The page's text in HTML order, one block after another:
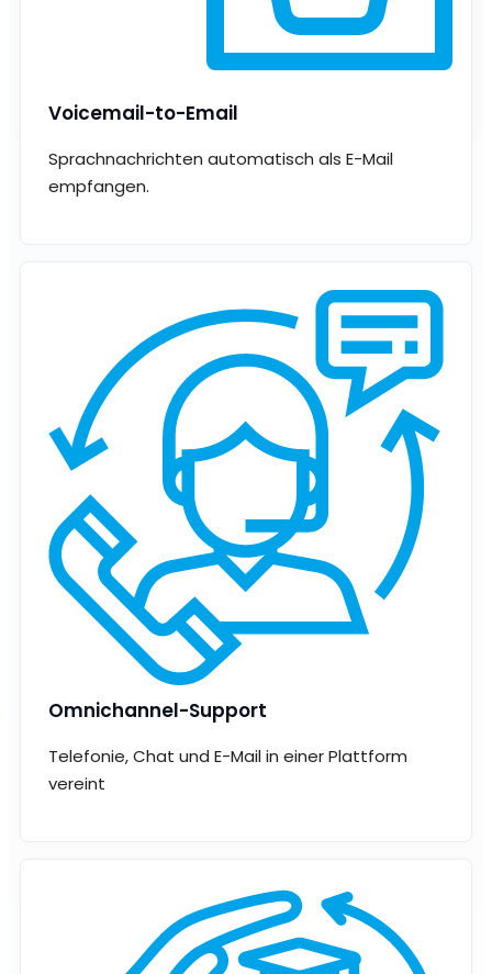
Voicemail-to-Email
Sprachnachrichten automatisch als E-Mail
empfangen.
Omnichannel-Support
Telefonie, Chat und E-Mail in einer Plattform
vereint